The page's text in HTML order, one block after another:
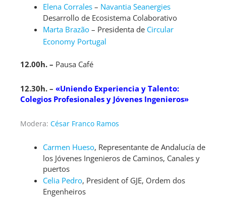
Elena Corrales – Navantia Seanergies
Desarrollo de Ecosistema Colaborativo
Marta Brazão – Presidenta de Circular
Economy Portugal
12.00h. – Pausa Café
12.30h. – «Uniendo Experiencia y Talento:
Colegios Profesionales y Jóvenes Ingenieros»
Modera: César Franco Ramos
Carmen Hueso, Representante de Andalucía de
los Jóvenes Ingenieros de Caminos, Canales y
puertos
Celia Pedro, President of GJE, Ordem dos
Engenheiros